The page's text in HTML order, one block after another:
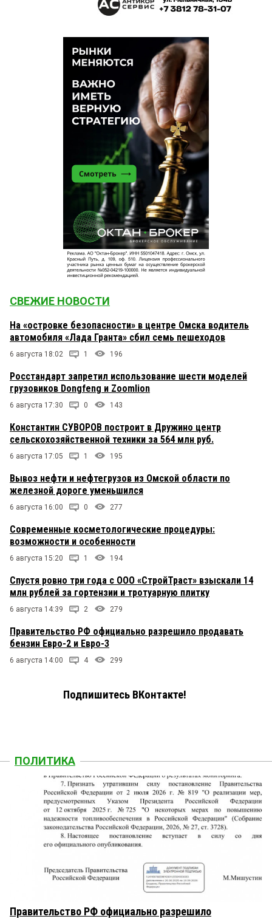
СВЕЖИЕ НОВОСТИ
На «островке безопасности» в центре Омска водитель
автомобиля «Лада Гранта» сбил семь пешеходов
6 августа 18:02 1 196
Росстандарт запретил использование шести моделей
грузовиков Dongfeng и Zoomlion
6 августа 17:30 0 143
Константин СУВОРОВ построит в Дружино центр
сельскохозяйственной техники за 564 млн руб.
6 августа 17:05 1 195
Вывоз нефти и нефтегрузов из Омской области по
железной дороге уменьшился
6 августа 16:00 0 277
Современные косметологические процедуры:
возможности и особенности
6 августа 15:20 1 194
Спустя ровно три года с ООО «СтройТраст» взыскали 14
млн рублей за гортензии и тротуарную плитку
6 августа 14:39 2 279
Правительство РФ официально разрешило продавать
бензин Евро-2 и Евро-3
6 августа 14:00 4 299
Подпишитесь ВКонтакте!
ПОЛИТИКА
Правительство РФ официально разрешило